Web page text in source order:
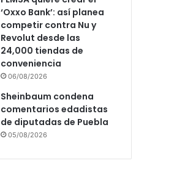
‘Oxxo Bank’: así planea
competir contra Nu y
Revolut desde las
24,000 tiendas de
conveniencia
06/08/2026
Sheinbaum condena
comentarios edadistas
de diputadas de Puebla
05/08/2026